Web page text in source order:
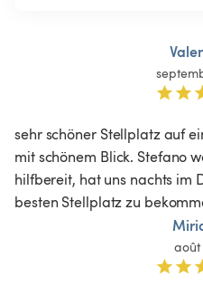
sehr schöner Stellplatz auf
mit schönem Blick. Stefano
hilfbereit, hat uns nachts im
besten Stellplatz zu
août